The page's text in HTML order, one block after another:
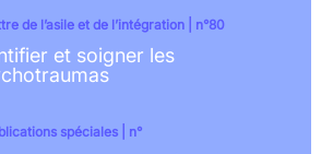
de l’asile et de l’intégration | n°80
et soigner les
spéciales | n°